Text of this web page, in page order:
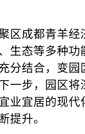
区成都青羊
生态等多种功
分结合，变园
一步，园区
业宜居的现
提升。